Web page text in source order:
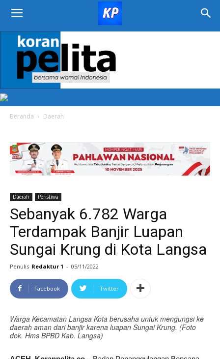
KORAN
PELITA
Beranda Daerah
Daerah Peristiwa
Sebanyak 6.782 Warga
Terdampak Banjir Luapan
Sungai Krung di Kota Langsa
Penulis Redaktur 1 - 05/11/2022
Facebook Twitter
Warga Kecamatan Langsa Kota berusaha untuk mengungsi ke
daerah aman dari banjir karena luapan Sungai Krung. (Foto
dok. Hms BPBD Kab. Langsa)